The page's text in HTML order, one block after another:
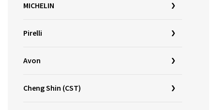
MICHELIN
Pirelli
Avon
Cheng Shin (CST)